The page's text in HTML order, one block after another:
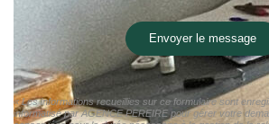
Envoyer le message
« Les informations recueillies sur ce formulaire sont
informatisé par AGENCE PEREIRE pour gérer votre